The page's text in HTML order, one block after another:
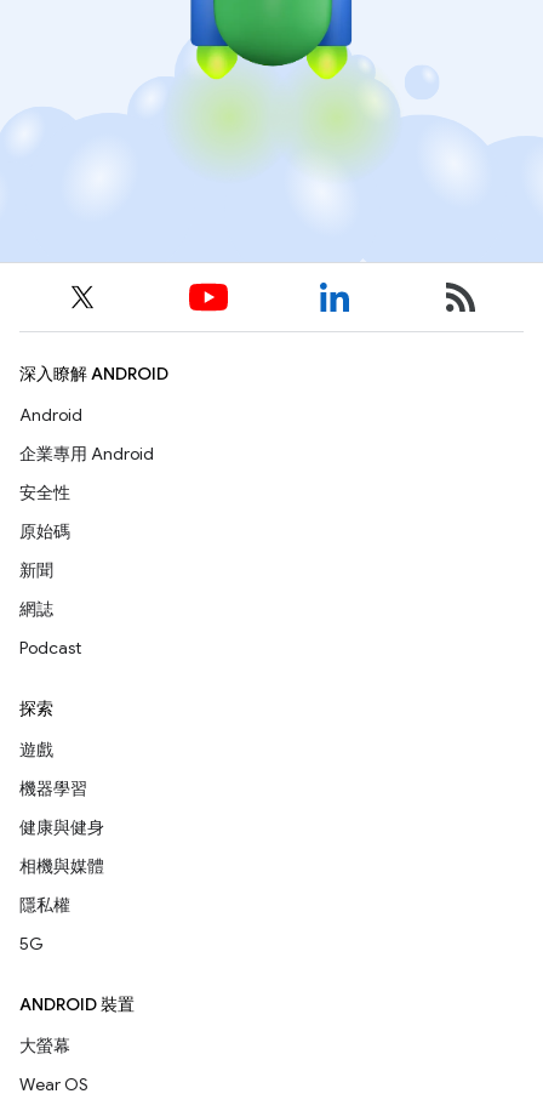
深入瞭解 ANDROID
Android
企業專用 Android
安全性
原始碼
新聞
網誌
Podcast
探索
遊戲
機器學習
健康與健身
相機與媒體
隱私權
5G
ANDROID 裝置
大螢幕
Wear OS